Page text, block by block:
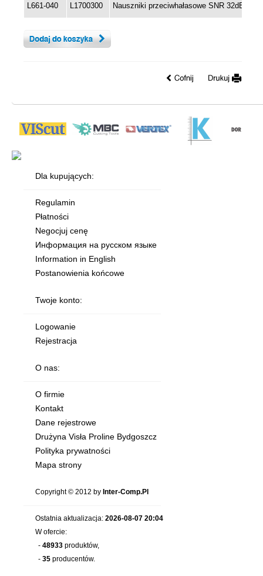
L661-040 L1700300 Nauszniki przeciwhałasowe SNR 32dB
Dla kupujących:
Regulamin
Płatności
Negocjuj cenę
Информация на русском языке
Information in English
Postanowienia końcowe
Twoje konto:
Logowanie
Rejestracja
O nas:
O firmie
Kontakt
Dane rejestrowe
Drużyna Visła Proline Bydgoszcz
Polityka prywatności
Mapa strony
Copyright © 2012 by Inter-Comp.Pl
Ostatnia aktualizacja: 2026-08-07 20:04
W ofercie:
- 48933 produktów,
- 35 producentów.